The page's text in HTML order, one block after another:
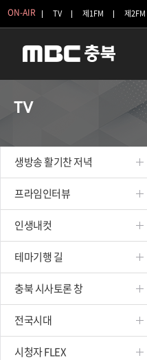
ON-AIR TV 제1FM 제2FM
TV
생방송 활기찬 저녁
프라임인터뷰
인생내컷
테마기행 길
충북 시사토론 창
전국시대
시청자 FLEX